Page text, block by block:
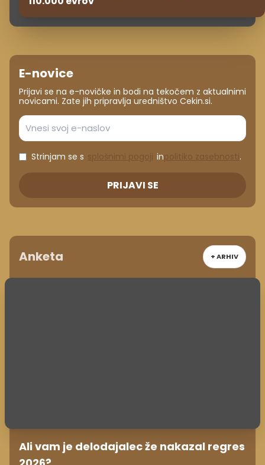
E-novice
Prijavi se na e-novičke in bodi na tekočem z aktualnimi
novicami. Zate jih pripravlja uredništvo Cekin.si.
Strinjam se s in .
PRIJAVI SE
Anketa + ARHIV
Ali vam je delodajalec že nakazal regres